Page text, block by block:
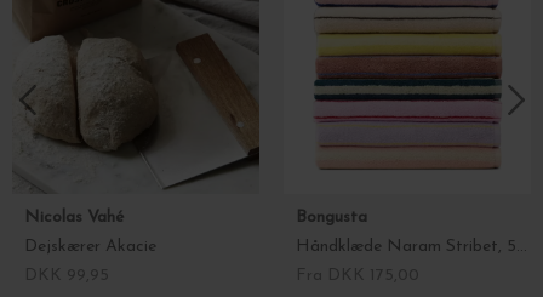
Nicolas Vahé
Dejskærer Akacie
Bongusta
Håndklæde Naram Stribet, 50*80 - Vælg farve